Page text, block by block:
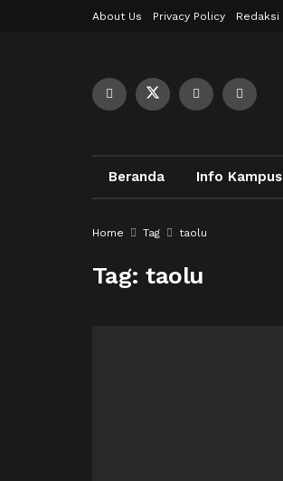
About Us Privacy Policy Redaksi
Beranda Info Kampus
Home Tag taolu
Tag:taolu